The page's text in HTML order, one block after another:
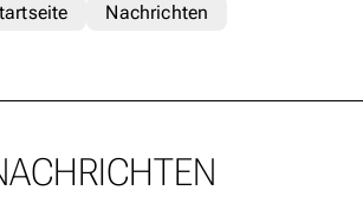
Nachrichten